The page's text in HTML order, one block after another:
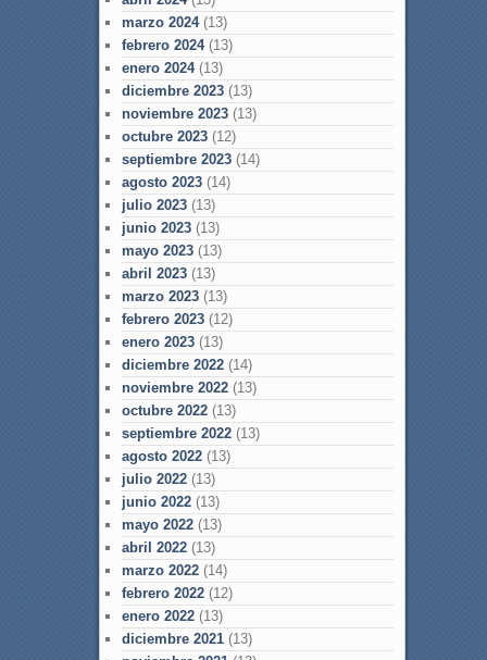
marzo 2024(13)
febrero 2024(13)
enero 2024(13)
diciembre 2023(13)
noviembre 2023(13)
octubre 2023(12)
septiembre 2023(14)
agosto 2023(14)
julio 2023(13)
junio 2023(13)
mayo 2023(13)
abril 2023(13)
marzo 2023(13)
febrero 2023(12)
enero 2023(13)
diciembre 2022(14)
noviembre 2022(13)
octubre 2022(13)
septiembre 2022(13)
agosto 2022(13)
julio 2022(13)
junio 2022(13)
mayo 2022(13)
abril 2022(13)
marzo 2022(14)
febrero 2022(12)
enero 2022(13)
diciembre 2021(13)